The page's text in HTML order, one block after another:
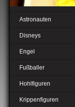
Astronauten
Disneys
Engel
Fußballer
Hohlfiguren
Krippenfiguren